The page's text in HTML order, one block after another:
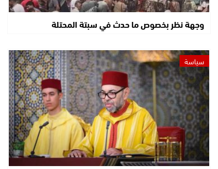
وجهة نظر بخصوص ما حدث في سبتة المحتلة
سياسة